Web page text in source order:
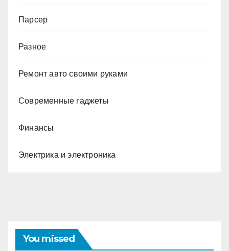
Парсер
Разное
Ремонт авто своими руками
Современные гаджеты
Финансы
Электрика и электроника
You missed